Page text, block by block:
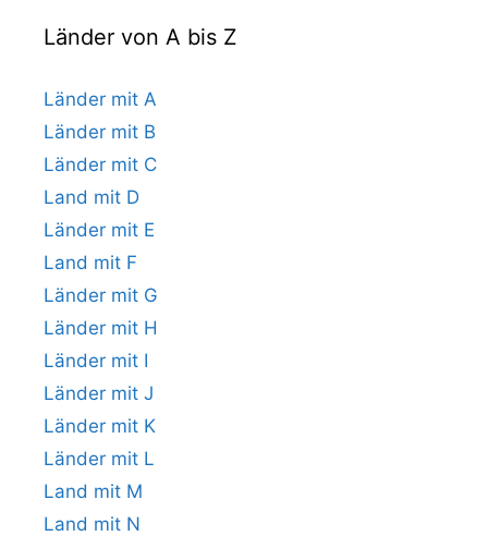
Länder von A bis Z
Länder mit A
Länder mit B
Länder mit C
Land mit D
Länder mit E
Land mit F
Länder mit G
Länder mit H
Länder mit I
Länder mit J
Länder mit K
Länder mit L
Land mit M
Land mit N